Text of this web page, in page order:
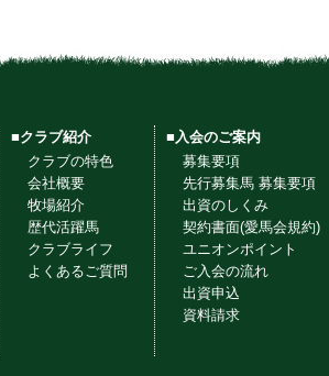
■クラブ紹介
クラブの特色
会社概要
牧場紹介
歴代活躍馬
クラブライフ
よくあるご質問
■入会のご案内
募集要項
先行募集馬 募集要項
出資のしくみ
契約書面(愛馬会規約)
ユニオンポイント
ご入会の流れ
出資申込
資料請求